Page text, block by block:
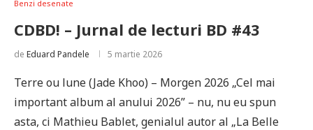
Benzi desenate
CDBD! – Jurnal de lecturi BD #43
de Eduard Pandele 5 martie 2026
Terre ou lune (Jade Khoo) – Morgen 2026 „Cel mai
important album al anului 2026” – nu, nu eu spun
asta, ci Mathieu Bablet, genialul autor al „La Belle